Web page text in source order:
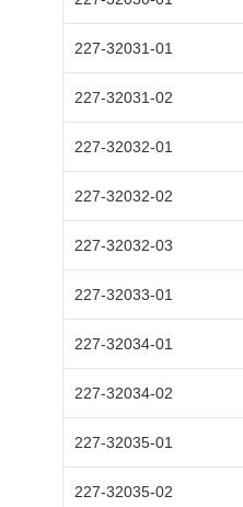
227-32031-01
227-32031-02
227-32032-01
227-32032-02
227-32032-03
227-32033-01
227-32034-01
227-32034-02
227-32035-01
227-32035-02